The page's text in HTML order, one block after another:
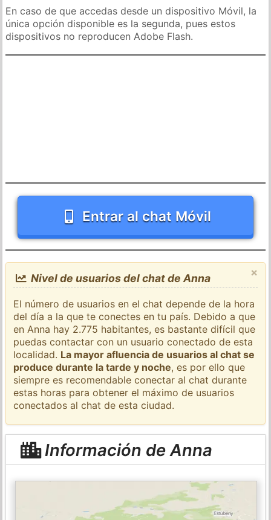
En caso de que accedas desde un dispositivo Móvil, la
única opción disponible es la segunda, pues estos
dispositivos no reproducen Adobe Flash.
Entrar al chat Móvil
×
Nivel de usuarios del chat de Anna
El número de usuarios en el chat depende de la hora
del día a la que te conectes en tu país. Debido a que
en Anna hay 2.775 habitantes, es bastante difícil que
puedas contactar con un usuario conectado de esta
localidad. La mayor afluencia de usuarios al chat se
produce durante la tarde y noche, es por ello que
siempre es recomendable conectar al chat durante
estas horas para obtener el máximo de usuarios
conectados al chat de esta ciudad.
Información de Anna